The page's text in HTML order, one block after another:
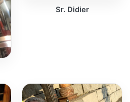
Sr. Didier